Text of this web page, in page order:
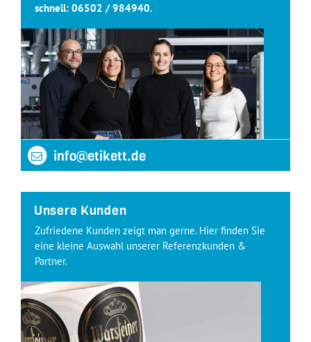
schnell: 06502 / 984940.
info@etikett.de
Unsere Kunden
Zufriedene Kunden zeigt man gerne. Hier finden Sie
eine kleine Auswahl unserer Referenzkunden &
Partner.